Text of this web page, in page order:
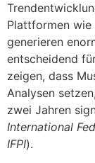
Plattformen wie
generieren
entscheidend
zeigen, dass
Analysen
zwei Jahren
International
IFPI).